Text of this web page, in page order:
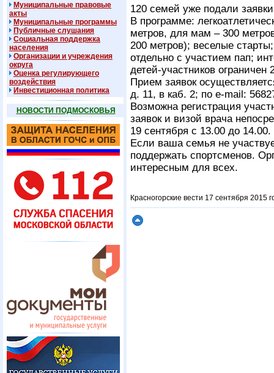
Муниципальные правовые
акты
Муниципальные программы
Публичные слушания
Социальная поддержка
населения
Организации и учреждения
округа
Оценка регулирующего
воздействия
Инвестиционная политика
НОВОСТИ ПОДМОСКОВЬЯ
120 семей уже подали
В программе:
метров, для мам – 300
200 метров); веселые
отдельно с участием пап;
детей-участников ограничен
Прием заявок
д. 11, в каб. 2; по e-mail:
Возможна регистрация
заявок и визой врача
19 сентября с 13.00 до 14.00.
Если ваша семья не
поддержать спортсменов.
интересным для всех.
Красногорские вести 17 сентября 2015